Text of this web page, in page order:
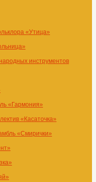
«Утица»
инструментов
«Гармония»
«Касаточка»
«Смирички»